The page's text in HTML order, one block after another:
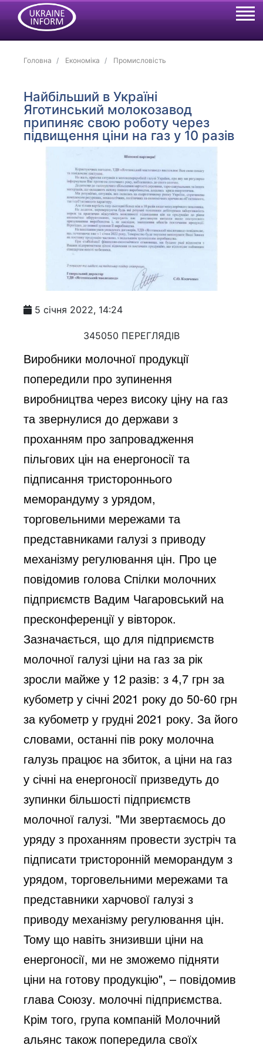
Головна Економіка Промисловість
Найбільший в Україні
Яготинський молокозавод
припиняє свою роботу через
підвищення ціни на газ у 10 разів
5 січня 2022, 14:24
345050 ПЕРЕГЛЯДІВ
Виробники молочної продукції
попередили про зупинення
виробництва через високу ціну на газ
та звернулися до держави з
проханням про запровадження
пільгових цін на енергоносії та
підписання тристороннього
меморандуму з урядом,
торговельними мережами та
представниками галузі з приводу
механізму регулювання цін. Про це
повідомив голова Спілки молочних
підприємств Вадим Чагаровський на
пресконференції у вівторок.
Зазначається, що для підприємств
молочної галузі ціни на газ за рік
зросли майже у 12 разів: з 4,7 грн за
кубометр у січні 2021 року до 50-60 грн
за кубометр у грудні 2021 року. За його
словами, останні пів року молочна
галузь працює на збиток, а ціни на газ
у січні на енергоносії призведуть до
зупинки більшості підприємств
молочної галузі. "Ми звертаємось до
уряду з проханням провести зустріч та
підписати тристоронній меморандум з
урядом, торговельними мережами та
представники харчової галузі з
приводу механізму регулювання цін.
Тому що навіть знизивши ціни на
енергоносії, ми не зможемо підняти
ціни на готову продукцію", – повідомив
глава Союзу. молочні підприємства.
Крім того, група компаній Молочний
альянс також попередила своїх